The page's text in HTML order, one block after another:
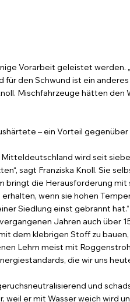
Vorarbeit geleistet werden.
den Schwund ist ein
Mischfahrzeuge hätten
– ein Vorteil
wird seit
sagt Franziska Knoll. Sie
bringt die Herausforderung
wenn sie hohen
Siedlung einst gebrannt
Jahren auch über
dem klebrigen Stoff zu
Lehm meist mit
die wir uns
und
weil er mit Wasser weich wird